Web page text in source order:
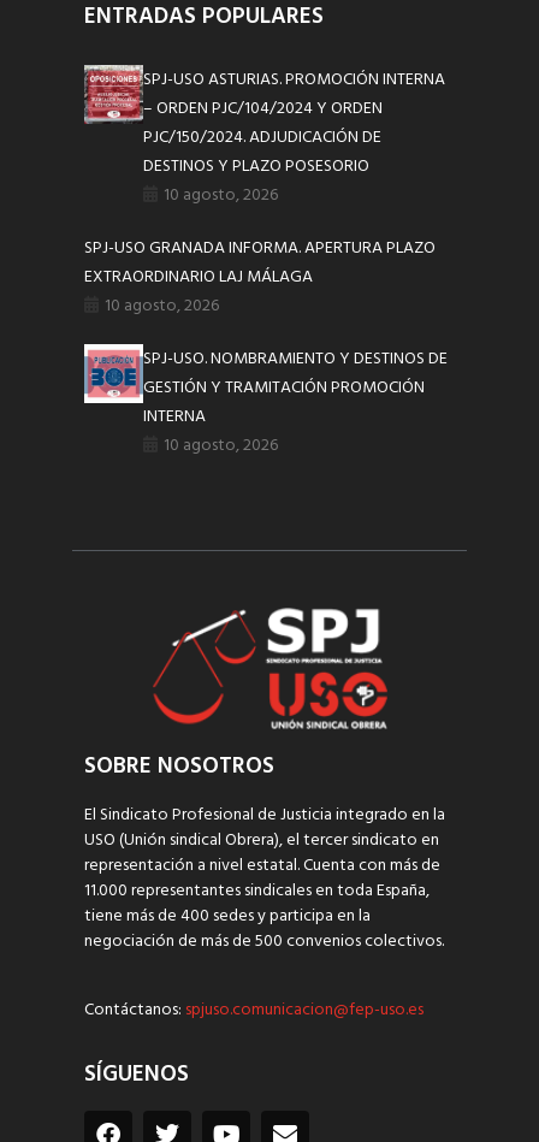
ENTRADAS POPULARES
SPJ-USO ASTURIAS. PROMOCIÓN INTERNA
– ORDEN PJC/104/2024 Y ORDEN
PJC/150/2024. ADJUDICACIÓN DE
DESTINOS Y PLAZO POSESORIO
10 agosto, 2026
SPJ-USO GRANADA INFORMA. APERTURA PLAZO
EXTRAORDINARIO LAJ MÁLAGA
10 agosto, 2026
SPJ-USO. NOMBRAMIENTO Y DESTINOS DE
GESTIÓN Y TRAMITACIÓN PROMOCIÓN
INTERNA
10 agosto, 2026
SOBRE NOSOTROS
El Sindicato Profesional de Justicia integrado en la
USO (Unión sindical Obrera), el tercer sindicato en
representación a nivel estatal. Cuenta con más de
11.000 representantes sindicales en toda España,
tiene más de 400 sedes y participa en la
negociación de más de 500 convenios colectivos.
Contáctanos: spjuso.comunicacion@fep-uso.es
SÍGUENOS